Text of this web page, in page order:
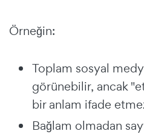
Örneğin:
Toplam sosyal
görünebilir, ancak
bir anlam ifade
Bağlam olmadan